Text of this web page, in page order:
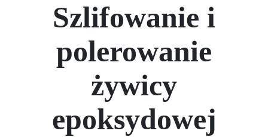
Szlifowanie i
polerowanie
żywicy
epoksydowej